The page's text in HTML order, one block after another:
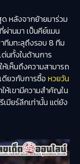
หลังจากย้ายมาร่วม
านมา เป็นคีย์แมน
ทีมทะลุถึงรอบ 8 ทีม
นทั้งในด้านการ
ห้เห็นถึงความสามารถ
ดียวกับการซื้อ หวยวัน
ห้เขามีความสำคัญใน
มียร์ลีกเท่านั้น แต่ยัง